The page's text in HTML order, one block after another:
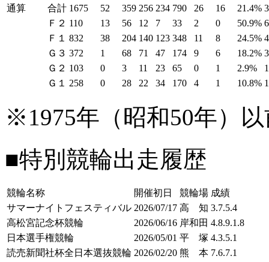
通算
合計 1675 52 359 256 234 790 26 16 21.4%
Ｆ２ 110 13 56 12 7 33 2 0 50.9%
Ｆ１
832 38 204 140 123 348 11 8 24.5%
Ｇ３ 372 1 68 71 47 174 9 6 18.2%
Ｇ２ 103 0 3 11 23 65 0 1 2.9%
Ｇ１
258 0 28 22 34 170 4 1 10.8%
※1975年（昭和50年）
■特別競輪出走履歴
競輪名称 開催初日 競輪場 成績
サマーナイトフェスティバル 2026/07/17 高 知 3.7.5.4
高松宮記念杯競輪
2026/06/16 岸和田 4.8.9.1.8
日本選手権競輪
2026/05/01 平 塚 4.3.5.1
読売新聞社杯全日本選抜競輪 2026/02/20 熊 本 7.6.7.1